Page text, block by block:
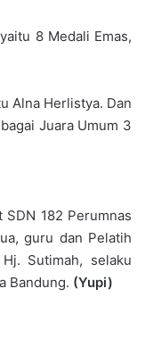
8 Medali Emas,
Alna Herlistya. Dan
Juara Umum 3
182 Perumnas
guru dan Pelatih
Sutimah, selaku
Bandung. (Yupi)